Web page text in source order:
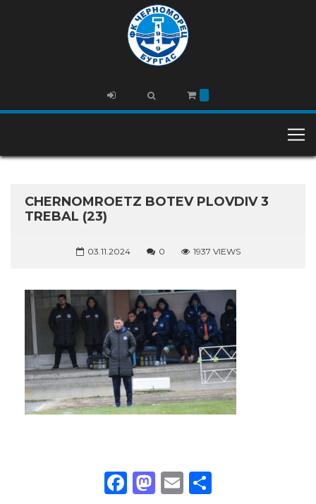
CHERNOMROETZ BOTEV PLOVDIV 3
TREBAL (23)
03.11.2024 0 1937 VIEWS
Facebook
Mastodon
Email